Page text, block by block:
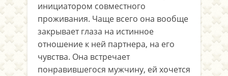
инициатором совместного
проживания. Чаще всего она вообще
закрывает глаза на истинное
отношение к ней партнера, на его
чувства. Она встречает
понравившегося мужчину, ей хочется